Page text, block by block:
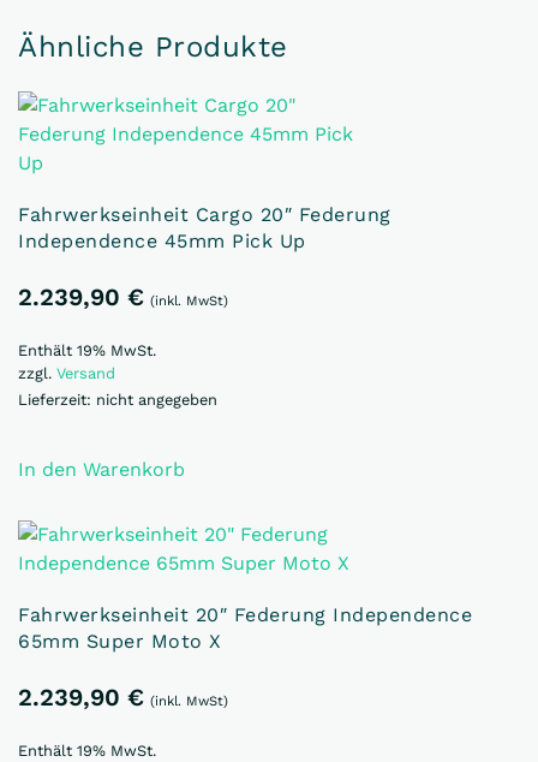
Ähnliche Produkte
Fahrwerkseinheit Cargo 20″ Federung
Independence 45mm Pick Up
2.239,90 € (inkl. MwSt)
Enthält 19% MwSt.
zzgl. Versand
Lieferzeit: nicht angegeben
In den Warenkorb
Fahrwerkseinheit 20″ Federung Independence
65mm Super Moto X
2.239,90 € (inkl. MwSt)
Enthält 19% MwSt.